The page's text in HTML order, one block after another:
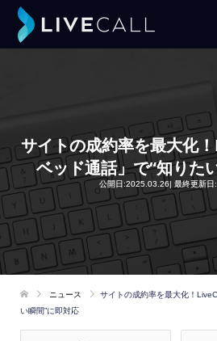
サイトの成約率を最大化
ベッド通話」で“知りた
公開日:2025.03.26| 最終更新
ニュース
サイトの成約率を最大化！
い瞬間”に即対応